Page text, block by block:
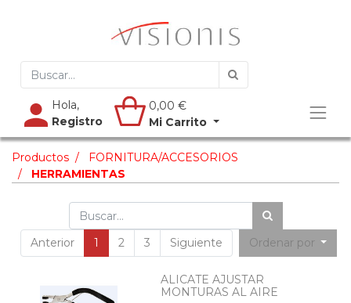
Hola,
Registro
0,00 €
Mi Carrito
Productos
FORNITURA/ACCESORIOS
HERRAMIENTAS
Anterior 1 2 3 Siguiente Ordenar por
ALICATE AJUSTAR
MONTURAS AL AIRE